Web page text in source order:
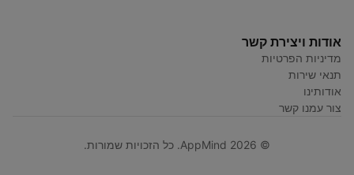
אודות ויצירת קשר
מדיניות הפרטיות
תנאי שירות
אודותינו
צור עמנו קשר
© AppMind 2026. כל הזכויות שמורות.